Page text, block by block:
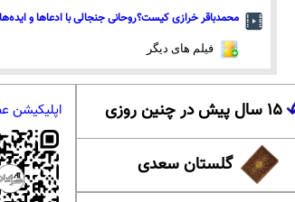
محمدباقر خرازی کیست؟روحانی جنجالی با ادعاها و
فیلم های دیگر
۱۵ سال پیش در چنین روزی
گلستان سعدی
اپلیکیشن